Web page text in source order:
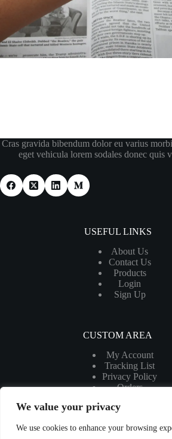
We value your privacy
We use cookies to enhance your browsing
Cras gravida bibendum dolor eu varius
eget vehicula lorem sodales donec quis
USEFUL LINKS
About Us
Contact Us
Products
Login
Sign Up
CUSTOM AREA
My Account
Tracking List
Privacy Policy
Orders